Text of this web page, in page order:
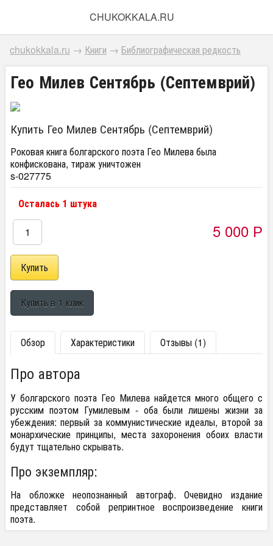
CHUKOKKALA.RU
chukokkala.ru → Книги → Библиографическая редкость
Гео Милев Сентябрь (Септемврий)
Купить Гео Милев Сентябрь (Септемврий)
Роковая книга болгарского поэта Гео Милева была
конфискована, тираж уничтожен
s-027775
Осталась 1 штука
5 000 Р
Обзор Характеристики Отзывы (1)
Про автора
У болгарского поэта Гео Милева найдется много общего с
русским поэтом Гумилевым - оба были лишены жизни за
убеждения: первый за коммунистические идеалы, второй за
монархические принципы, места захоронения обоих власти
будут тщательно скрывать.
Про экземпляр:
На обложке неопознанный автограф. Очевидно издание
представляет собой репринтное воспроизведение книги
поэта.